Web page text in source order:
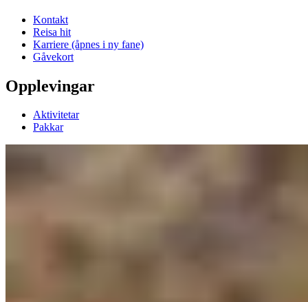
Kontakt
Reisa hit
Karriere (åpnes i ny fane)
Gåvekort
Opplevingar
Aktivitetar
Pakkar